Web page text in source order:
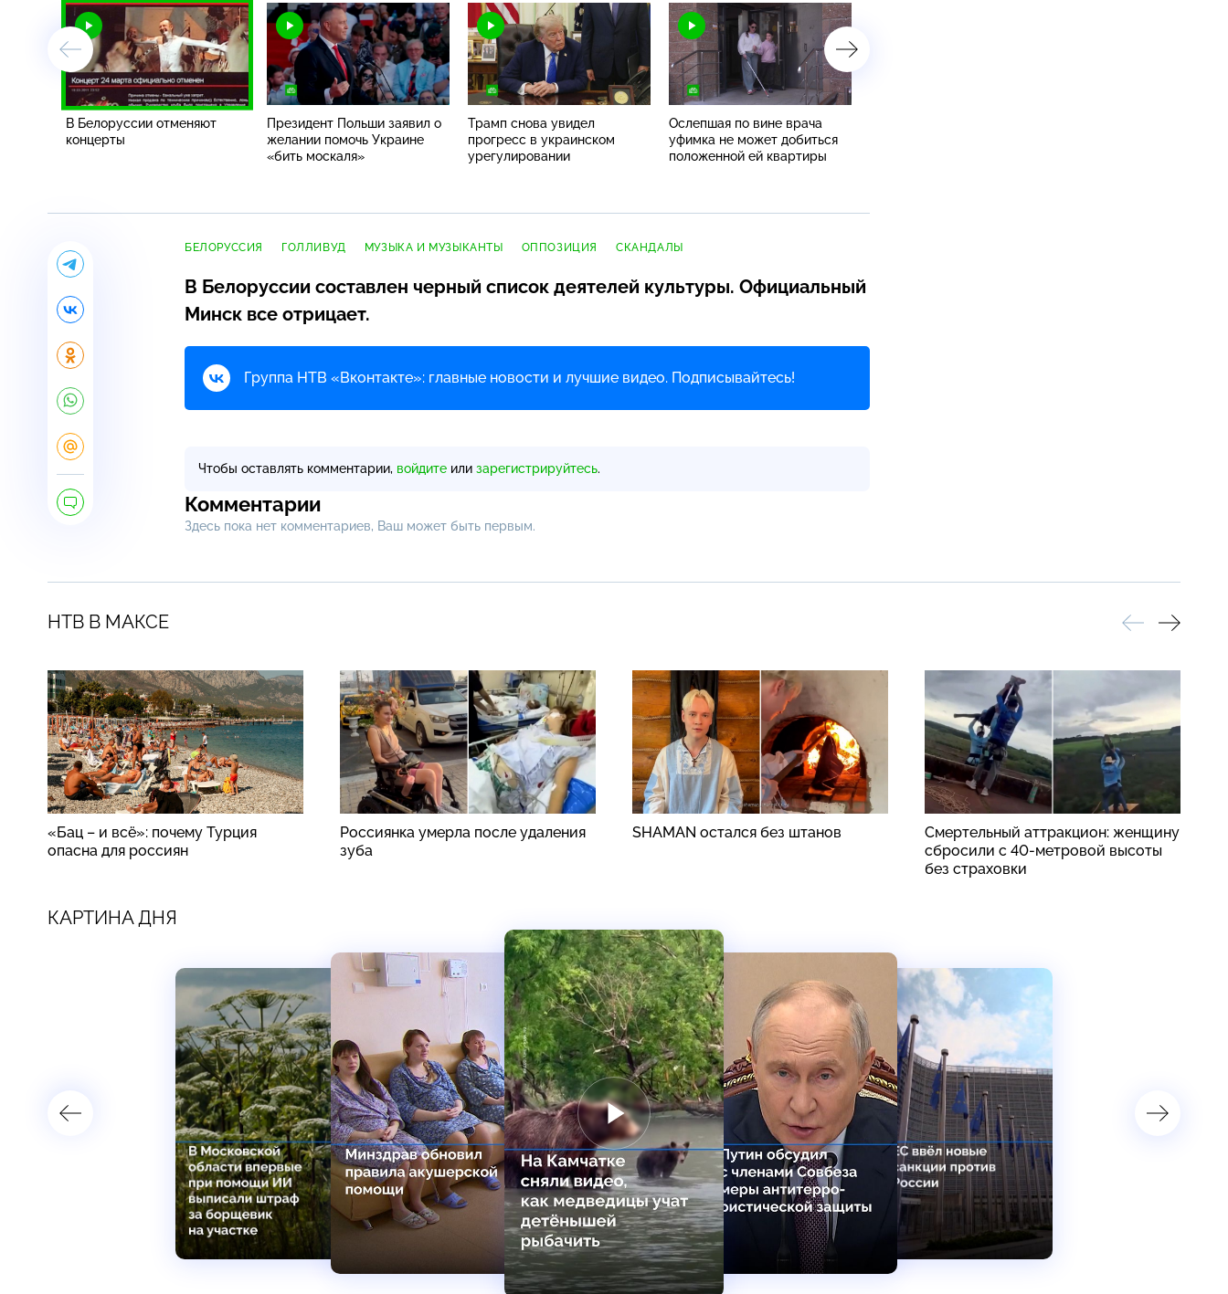
В Белоруссии отменяют
концерты
Президент Польши заявил о
желании помочь Украине
«бить москаля»
Трамп снова увидел
прогресс в украинском
урегулировании
Ослепшая по вине врача
уфимка не может добиться
положенной ей квартиры
БЕЛОРУССИЯ ГОЛЛИВУД МУЗЫКА И МУЗЫКАНТЫ ОППОЗИЦИЯ СКАНДАЛЫ
В Белоруссии составлен черный список деятелей культуры. Официальный
Минск все отрицает.
Группа НТВ «Вконтакте»: главные новости и лучшие видео. Подписывайтесь!
Чтобы оставлять комментарии, войдите или зарегистрируйтесь.
Комментарии
Здесь пока нет комментариев, Ваш может быть первым.
НТВ В МАКСЕ
«Бац – и всё»: почему Турция
опасна для россиян
Россиянка умерла после удаления
зуба
SHAMAN остался без штанов
Смертельный аттракцион: женщину
сбросили с 40-метровой высоты
без страховки
КАРТИНА ДНЯ